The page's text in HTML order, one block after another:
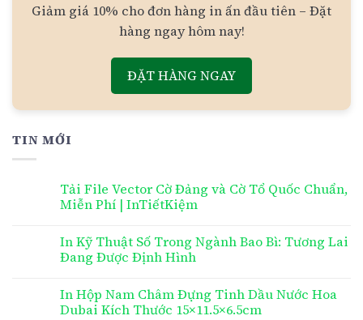
Giảm giá 10% cho đơn hàng in ấn đầu tiên – Đặt
hàng ngay hôm nay!
ĐẶT HÀNG NGAY
TIN MỚI
Tải File Vector Cờ Đảng và Cờ Tổ Quốc Chuẩn,
Miễn Phí | InTiếtKiệm
In Kỹ Thuật Số Trong Ngành Bao Bì: Tương Lai
Đang Được Định Hình
In Hộp Nam Châm Đựng Tinh Dầu Nước Hoa
Dubai Kích Thước 15×11.5×6.5cm